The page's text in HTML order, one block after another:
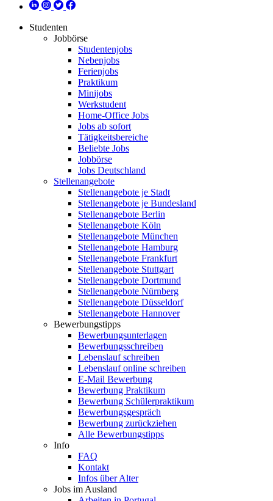
Studenten
Jobbörse
Studentenjobs
Nebenjobs
Ferienjobs
Praktikum
Minijobs
Werkstudent
Home-Office Jobs
Jobs ab sofort
Tätigkeitsbereiche
Beliebte Jobs
Jobbörse
Jobs Deutschland
Stellenangebote
Stellenangebote je Stadt
Stellenangebote je Bundesland
Stellenangebote Berlin
Stellenangebote Köln
Stellenangebote München
Stellenangebote Hamburg
Stellenangebote Frankfurt
Stellenangebote Stuttgart
Stellenangebote Dortmund
Stellenangebote Nürnberg
Stellenangebote Düsseldorf
Stellenangebote Hannover
Bewerbungstipps
Bewerbungsunterlagen
Bewerbungsschreiben
Lebenslauf schreiben
Lebenslauf online schreiben
E-Mail Bewerbung
Bewerbung Praktikum
Bewerbung Schülerpraktikum
Bewerbungsgespräch
Bewerbung zurückziehen
Alle Bewerbungstipps
Info
FAQ
Kontakt
Infos über Alter
Jobs im Ausland